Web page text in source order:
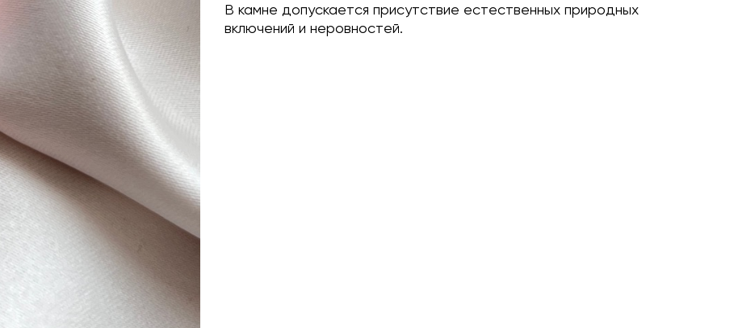
В камне допускается присутствие естественных природных
включений и неровностей.